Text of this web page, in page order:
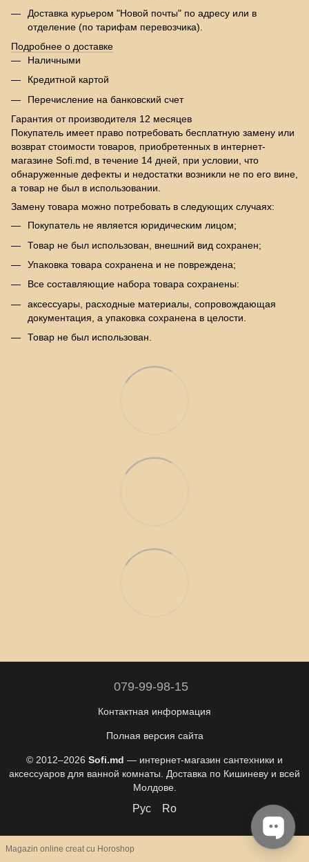
Доставка курьером "Новой почты" по адресу или в
отделение (по тарифам перевозчика).
Подробнее о доставке
Наличными
Кредитной картой
Перечисление на банковский счет
Гарантия от производителя 12 месяцев
Покупатель имеет право потребовать бесплатную замену или
возврат стоимости товаров, приобретенных в интернет-
магазине Sofi.md, в течение 14 дней, при условии, что
обнаруженные дефекты и недостатки возникли не по его вине,
а товар не был в использовании.
Замену товара можно потребовать в следующих случаях:
Покупатель не является юридическим лицом;
Товар не был использован, внешний вид сохранен;
Упаковка товара сохранена и не повреждена;
Все составляющие набора товара сохранены:
аксессуары, расходные материалы, сопровождающая
документация, а упаковка сохранена в целости.
Товар не был использован.
079-99-98-15
Контактная информация
Полная версия сайта
© 2012–2026 Sofi.md — интернет-магазин сантехники и
аксессуаров для ванной комнаты. Доставка по Кишиневу и всей
Молдове.
Рус Ro
Magazin online creat cu Horoshop